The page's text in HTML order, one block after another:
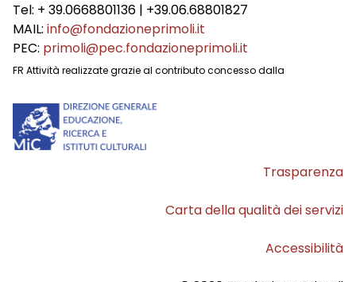
Tel: + 39.0668801136 | +39.06.68801827
MAIL: info@fondazioneprimoli.it
PEC: primoli@pec.fondazioneprimoli.it
FR Attività realizzate grazie al contributo concesso dalla
Trasparenza
Carta della qualità dei servizi
Accessibilità